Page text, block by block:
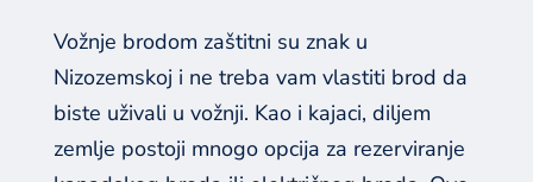
Vožnje brodom zaštitni su znak u
Nizozemskoj i ne treba vam vlastiti brod da
biste uživali u vožnji. Kao i kajaci, diljem
zemlje postoji mnogo opcija za rezerviranje